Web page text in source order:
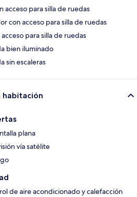
acceso para silla de ruedas
con acceso para silla de ruedas
para silla de ruedas
bien iluminado
sin escaleras
habitación
plana
vía satélite
de aire acondicionado y calefacción